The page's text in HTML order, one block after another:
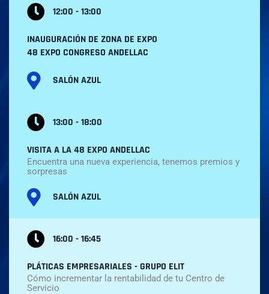
12:00 - 13:00
INAUGURACIÓN DE ZONA DE EXPO
48 EXPO CONGRESO ANDELLAC
SALÓN AZUL
13:00 - 18:00
VISITA A LA 48 EXPO ANDELLAC
Encuentra una nueva experiencia, tenemos premios y
sorpresas
SALÓN AZUL
16:00 - 16:45
PLÁTICAS EMPRESARIALES - GRUPO ELIT
Cómo incrementar la rentabilidad de tu Centro de
Servicio